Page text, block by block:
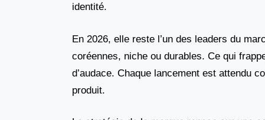
identité.
En 2026, elle reste l’un des leaders du
coréennes, niche ou durables. Ce qui
d’audace. Chaque lancement est attendu
produit.